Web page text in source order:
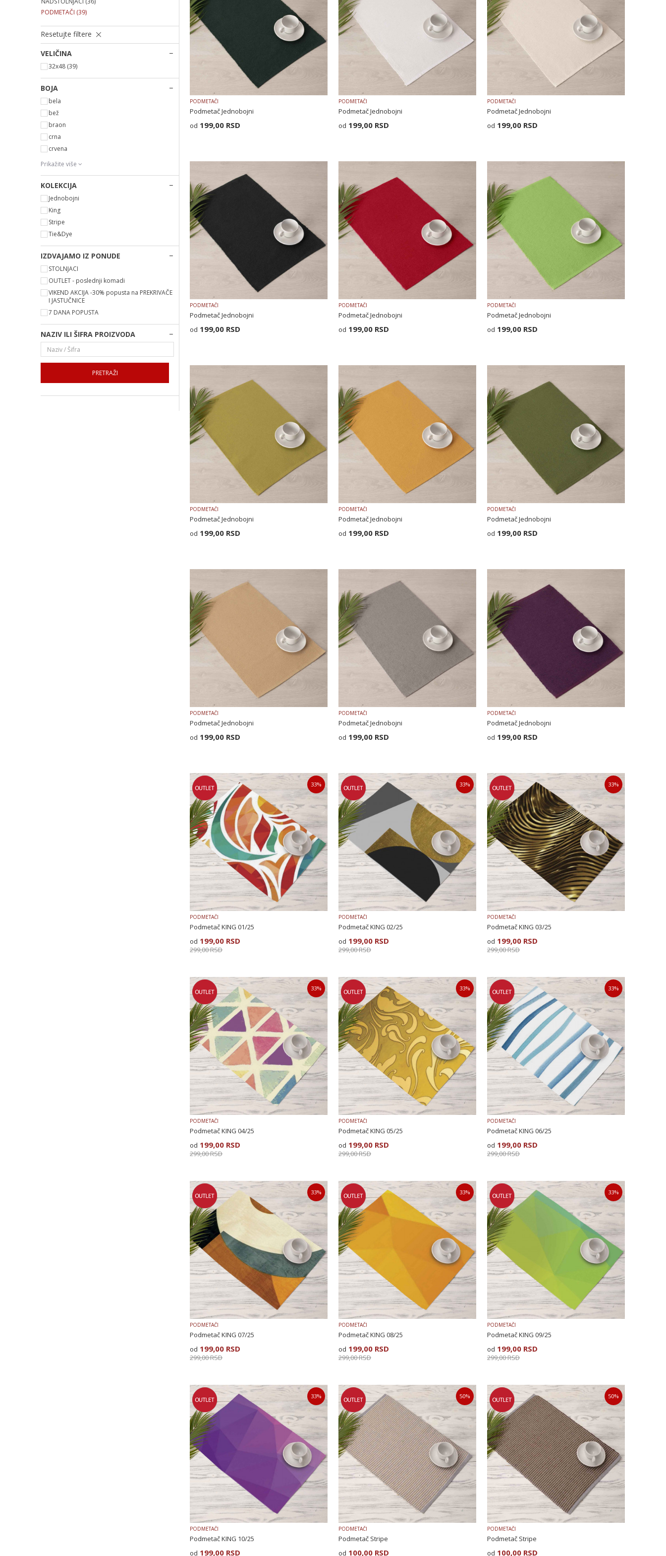
PODMETAČI (39)
Resetujte filtere
VELIČINA
32x48 (39)
BOJA
bela
bež
braon
crna
crvena
Prikažite više
KOLEKCIJA
Jednobojni
King
Stripe
Tie&Dye
IZDVAJAMO IZ PONUDE
STOLNJACI
OUTLET - poslednji komadi
VIKEND AKCIJA -30% popusta na PREKRIVAČE
I JASTUČNICE
7 DANA POPUSTA
NAZIV ILI ŠIFRA PROIZVODA
PRETRAŽI
PODMETAČI
Podmetač Jednobojni
199,00 RSD
PODMETAČI
Podmetač Jednobojni
199,00 RSD
PODMETAČI
Podmetač Jednobojni
199,00 RSD
PODMETAČI
Podmetač Jednobojni
199,00 RSD
PODMETAČI
Podmetač Jednobojni
199,00 RSD
PODMETAČI
Podmetač Jednobojni
199,00 RSD
PODMETAČI
Podmetač Jednobojni
199,00 RSD
PODMETAČI
Podmetač Jednobojni
199,00 RSD
PODMETAČI
Podmetač Jednobojni
199,00 RSD
PODMETAČI
Podmetač Jednobojni
199,00 RSD
PODMETAČI
Podmetač Jednobojni
199,00 RSD
PODMETAČI
Podmetač Jednobojni
199,00 RSD
33%
PODMETAČI
Podmetač KING 01/25
199,00 RSD
299,00RSD
33%
PODMETAČI
Podmetač KING 02/25
199,00 RSD
299,00RSD
33%
PODMETAČI
Podmetač KING 03/25
199,00 RSD
299,00RSD
33%
PODMETAČI
Podmetač KING 04/25
199,00 RSD
299,00RSD
33%
PODMETAČI
Podmetač KING 05/25
199,00 RSD
299,00RSD
33%
PODMETAČI
Podmetač KING 06/25
199,00 RSD
299,00RSD
33%
PODMETAČI
Podmetač KING 07/25
199,00 RSD
299,00RSD
33%
PODMETAČI
Podmetač KING 08/25
199,00 RSD
299,00RSD
33%
PODMETAČI
Podmetač KING 09/25
199,00 RSD
299,00RSD
33%
PODMETAČI
Podmetač KING 10/25
199,00 RSD
50%
PODMETAČI
Podmetač Stripe
100,00 RSD
50%
PODMETAČI
Podmetač Stripe
100,00 RSD